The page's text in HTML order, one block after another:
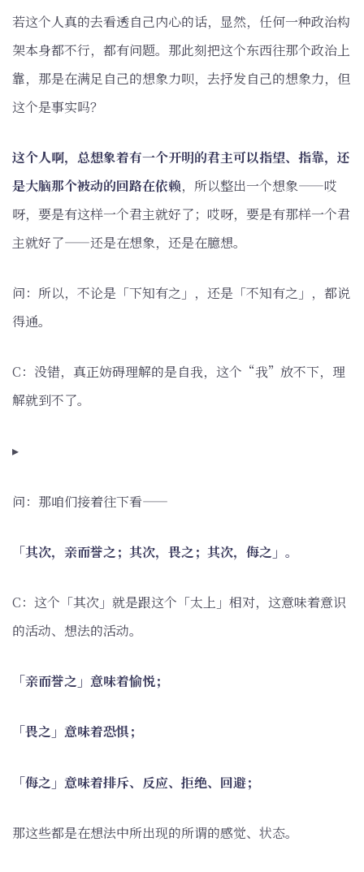
若这个人真的去看透自己内心的话，显然，任何一种政治构
架本身都不行，都有问题。那此刻把这个东西往那个政治上
靠，那是在满足自己的想象力呗，去抒发自己的想象力，但
这个是事实吗？
这个人啊，总想象着有一个开明的君主可以指望、指靠，还
是大脑那个被动的回路在依赖，所以整出一个想象——哎
呀，要是有这样一个君主就好了；哎呀，要是有那样一个君
主就好了——还是在想象，还是在臆想。
问：所以，不论是「下知有之」，还是「不知有之」，都说
得通。
C：没错，真正妨碍理解的是自我，这个“我”放不下，理
解就到不了。
▸
问：那咱们接着往下看——
「其次，亲而誉之；其次，畏之；其次，侮之」。
C：这个「其次」就是跟这个「太上」相对，这意味着意识
的活动、想法的活动。
「亲而誉之」意味着愉悦；
「畏之」意味着恐惧；
「侮之」意味着排斥、反应、拒绝、回避；
那这些都是在想法中所出现的所谓的感觉、状态。